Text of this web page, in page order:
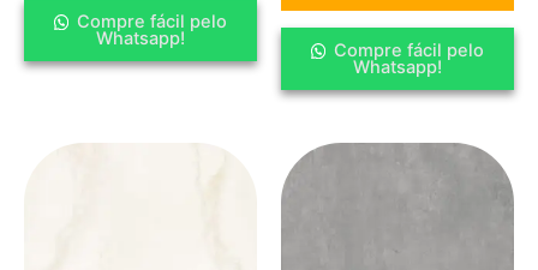
Compre fácil pelo
Whatsapp!
Compre fácil pelo
Whatsapp!